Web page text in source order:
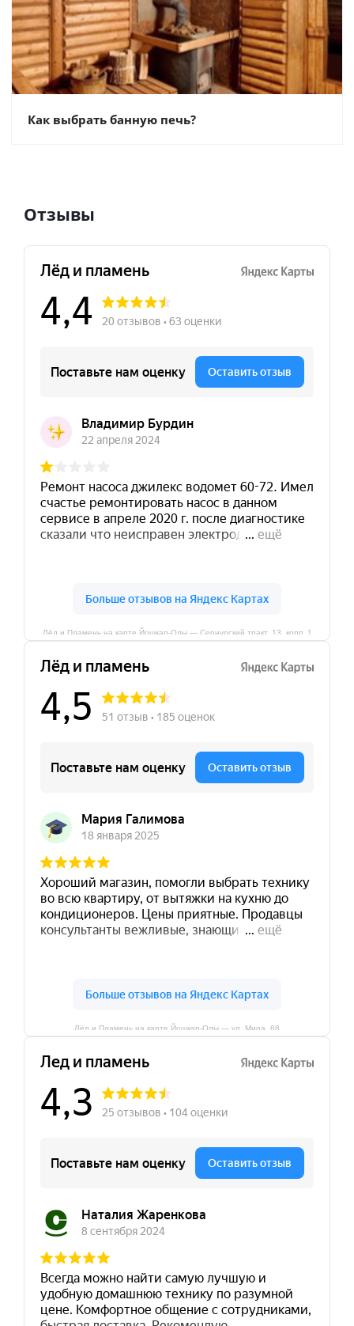
Как выбрать банную печь?
Отзывы
Лёд и Пламень на карте Йошкар‑Олы — Сернурский тракт, 13, корп. 1
Лёд и Пламень на карте Йошкар‑Олы — ул. Мира, 68